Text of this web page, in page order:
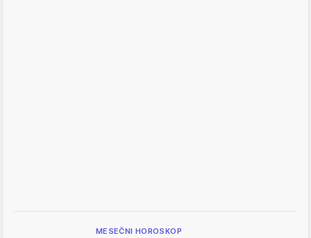
MESEČNI HOROSKOP